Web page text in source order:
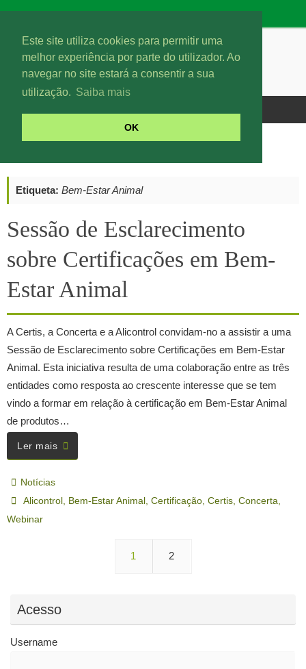
Este site utiliza cookies para permitir uma
melhor experiência por parte do utilizador. Ao
navegar no site estará a consentir a sua
utilização. Saiba mais
OK
Etiqueta: Bem-Estar Animal
Sessão de Esclarecimento
sobre Certificações em Bem-
Estar Animal
A Certis, a Concerta e a Alicontrol convidam-no a assistir a uma
Sessão de Esclarecimento sobre Certificações em Bem-Estar
Animal. Esta iniciativa resulta de uma colaboração entre as três
entidades como resposta ao crescente interesse que se tem
vindo a formar em relação à certificação em Bem-Estar Animal
de produtos…
Ler mais
Notícias
Alicontrol
Bem-Estar Animal Certificação, Certis, Concerta
Webinar
1 2
Acesso
Username